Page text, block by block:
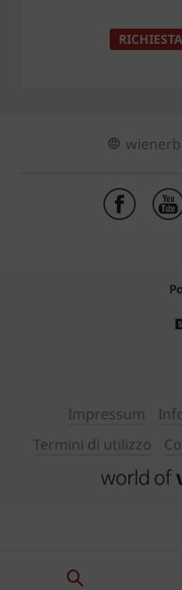
Impressum
Termini di utilizzo